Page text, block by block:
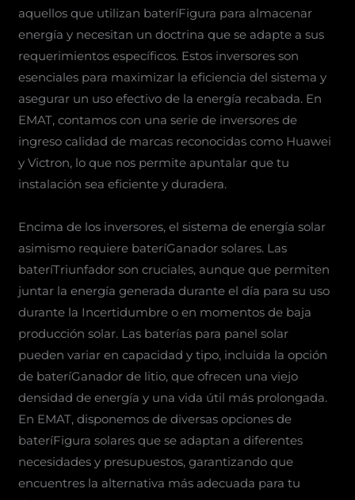
aquellos que utilizan bateríFigura para almacenar
energía y necesitan un doctrina que se adapte a sus
requerimientos específicos. Estos inversores son
esenciales para maximizar la eficiencia del sistema y
asegurar un uso efectivo de la energía recabada. En
EMAT, contamos con una serie de inversores de
ingreso calidad de marcas reconocidas como Huawei
y Victron, lo que nos permite apuntalar que tu
instalación sea eficiente y duradera.
Encima de los inversores, el sistema de energía solar
asimismo requiere bateríGanador solares. Las
bateríTriunfador son cruciales, aunque que permiten
juntar la energía generada durante el día para su uso
durante la Incertidumbre o en momentos de baja
producción solar. Las baterías para panel solar
pueden variar en capacidad y tipo, incluida la opción
de bateríGanador de litio, que ofrecen una viejo
densidad de energía y una vida útil más prolongada.
En EMAT, disponemos de diversas opciones de
bateríFigura solares que se adaptan a diferentes
necesidades y presupuestos, garantizando que
encuentres la alternativa más adecuada para tu